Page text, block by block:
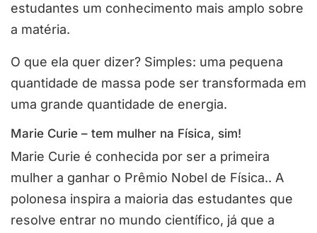
estudantes um conhecimento mais amplo sobre
a matéria.
O que ela quer dizer? Simples: uma pequena
quantidade de massa pode ser transformada em
uma grande quantidade de energia.
Marie Curie – tem mulher na Física, sim!
Marie Curie é conhecida por ser a primeira
mulher a ganhar o Prêmio Nobel de Física.. A
polonesa inspira a maioria das estudantes que
resolve entrar no mundo científico, já que a